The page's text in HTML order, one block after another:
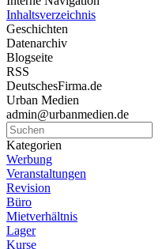
Inhaltsverzeichnis
Geschichten
Datenarchiv
Blogseite
RSS
DeutschesFirma.de
Urban Medien
admin@urbanmedien.de
Kategorien
Werbung
Veranstaltungen
Revision
Büro
Mietverhältnis
Lager
Kurse